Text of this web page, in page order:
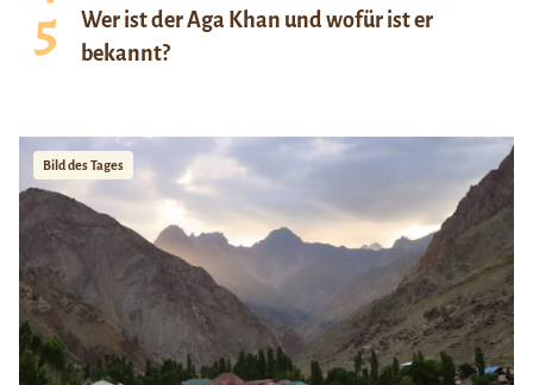
Wer ist der Aga Khan und wofür ist er
bekannt?
Bild des Tages